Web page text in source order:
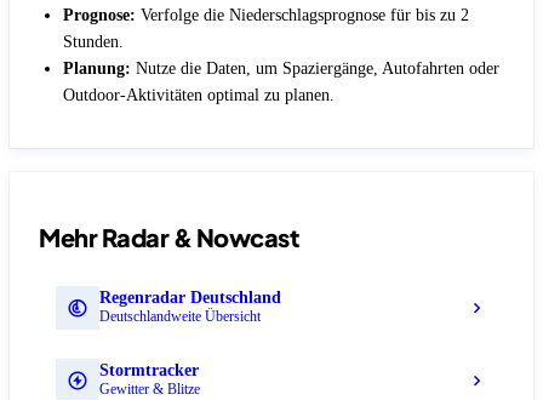
Prognose: Verfolge die Niederschlagsprognose für bis zu 2
Stunden.
Planung: Nutze die Daten, um Spaziergänge, Autofahrten oder
Outdoor-Aktivitäten optimal zu planen.
Mehr Radar & Nowcast
Regenradar Deutschland
Deutschlandweite Übersicht
Stormtracker
Gewitter & Blitze